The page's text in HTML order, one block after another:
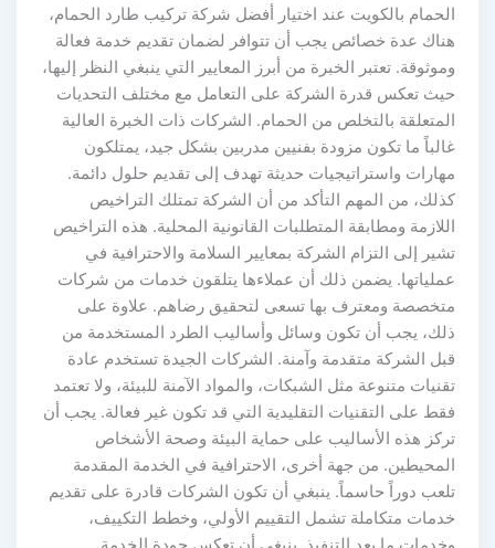
الحمام بالكويت عند اختيار أفضل شركة تركيب طارد الحمام،
هناك عدة خصائص يجب أن تتوافر لضمان تقديم خدمة فعالة
وموثوقة. تعتبر الخبرة من أبرز المعايير التي ينبغي النظر إليها،
حيث تعكس قدرة الشركة على التعامل مع مختلف التحديات
المتعلقة بالتخلص من الحمام. الشركات ذات الخبرة العالية
غالباً ما تكون مزودة بفنيين مدربين بشكل جيد، يمتلكون
مهارات واستراتيجيات حديثة تهدف إلى تقديم حلول دائمة.
كذلك، من المهم التأكد من أن الشركة تمتلك التراخيص
اللازمة ومطابقة المتطلبات القانونية المحلية. هذه التراخيص
تشير إلى التزام الشركة بمعايير السلامة والاحترافية في
عملياتها. يضمن ذلك أن عملاءها يتلقون خدمات من شركات
متخصصة ومعترف بها تسعى لتحقيق رضاهم. علاوة على
ذلك، يجب أن تكون وسائل وأساليب الطرد المستخدمة من
قبل الشركة متقدمة وآمنة. الشركات الجيدة تستخدم عادة
تقنيات متنوعة مثل الشبكات، والمواد الآمنة للبيئة، ولا تعتمد
فقط على التقنيات التقليدية التي قد تكون غير فعالة. يجب أن
تركز هذه الأساليب على حماية البيئة وصحة الأشخاص
المحيطين. من جهة أخرى، الاحترافية في الخدمة المقدمة
تلعب دوراً حاسماً. ينبغي أن تكون الشركات قادرة على تقديم
خدمات متكاملة تشمل التقييم الأولي، وخطط التكييف،